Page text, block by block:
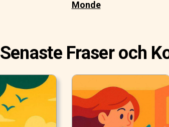
Monde
Senaste Fraser och